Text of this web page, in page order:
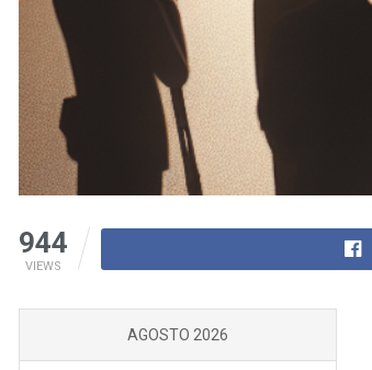
944
VIEWS
AGOSTO 2026